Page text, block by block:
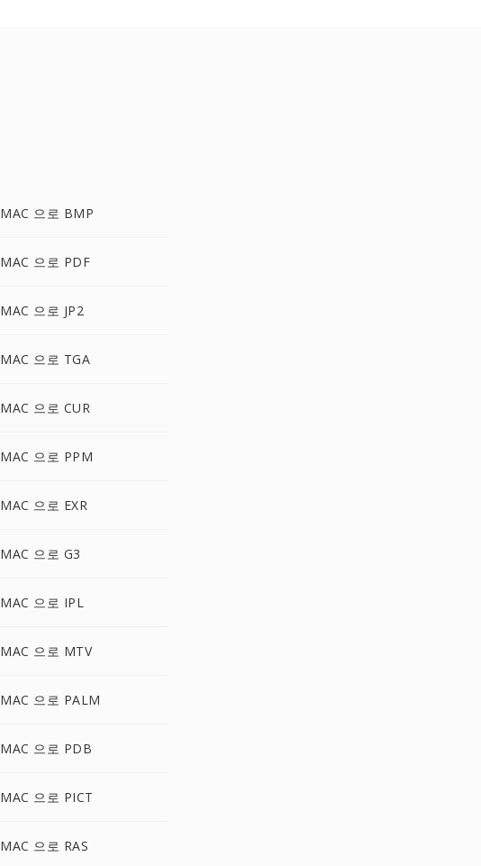
MAC 으로 BMP
MAC 으로 PDF
MAC 으로 JP2
MAC 으로 TGA
MAC 으로 CUR
MAC 으로 PPM
MAC 으로 EXR
MAC 으로 G3
MAC 으로 IPL
MAC 으로 MTV
MAC 으로 PALM
MAC 으로 PDB
MAC 으로 PICT
MAC 으로 RAS